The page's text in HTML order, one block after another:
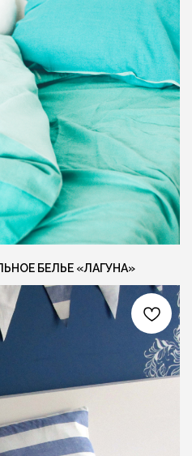
БЕЛЬЕ «ЛАГУНА»
623 41 51